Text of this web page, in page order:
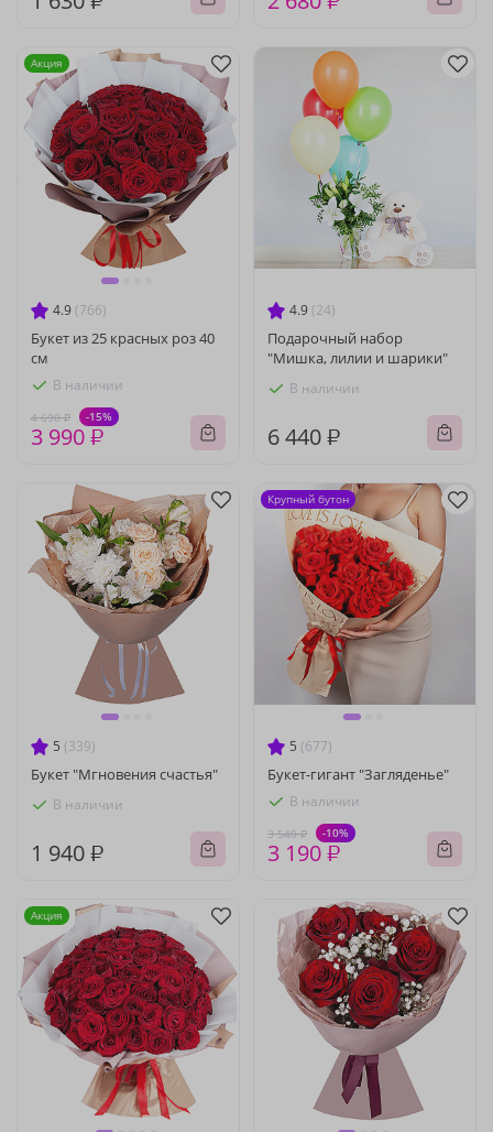
4.9 (766)
Букет из 25 красных роз 40
см
В наличии
4 690 ₽ -15%
3 990 ₽
Акция
4.9 (24)
Подарочный набор
"Мишка, лилии и шарики"
В наличии
6 440 ₽
5 (339)
Букет "Мгновения счастья"
В наличии
1 940 ₽
5 (677)
Букет-гигант "Загляденье"
В наличии
3 540 ₽ -10%
3 190 ₽
Крупный бутон
Акция